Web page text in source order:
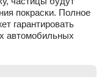
покраски. Полное
гарантировать
автомобильных